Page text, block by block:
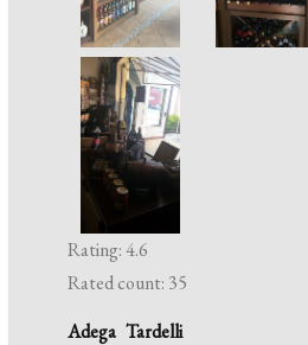
Rating: 4.6
Rated count: 35
Adega Tardelli